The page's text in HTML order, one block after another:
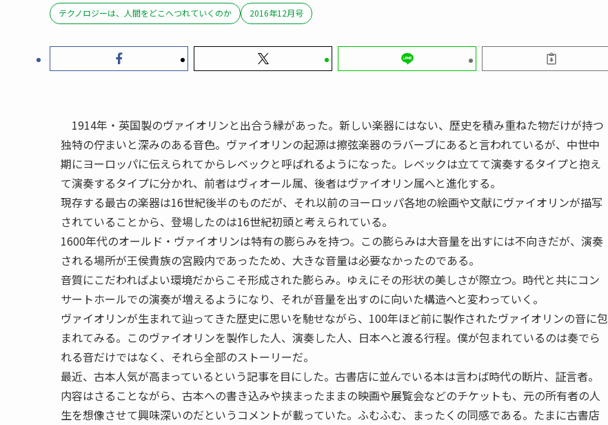
テクノロジーは、人間をどこへつれていくのか 2016年12月号
1914年・英国製のヴァイオリンと出合う縁があった。新しい楽器にはない、歴史を積み重ねた物だけが持つ
独特の佇まいと深みのある音色。ヴァイオリンの起源は擦弦楽器のラバーブにあると言われているが、中世中
期にヨーロッパに伝えられてからレベックと呼ばれるようになった。レベックは立てて演奏するタイプと抱え
て演奏するタイプに分かれ、前者はヴィオール属、後者はヴァイオリン属へと進化する。
現存する最古の楽器は16世紀後半のものだが、それ以前のヨーロッパ各地の絵画や文献にヴァイオリンが描写
されていることから、登場したのは16世紀初頭と考えられている。
1600年代のオールド・ヴァイオリンは特有の膨らみを持つ。この膨らみは大音量を出すには不向きだが、演奏
される場所が王侯貴族の宮殿内であったため、大きな音量は必要なかったのである。
音質にこだわればよい環境だからこそ形成された膨らみ。ゆえにその形状の美しさが際立つ。時代と共にコン
サートホールでの演奏が増えるようになり、それが音量を出すのに向いた構造へと変わっていく。
ヴァイオリンが生まれて辿ってきた歴史に思いを馳せながら、100年ほど前に製作されたヴァイオリンの音に包
まれてみる。このヴァイオリンを製作した人、演奏した人、日本へと渡る行程。僕が包まれているのは奏でら
れる音だけではなく、それら全部のストーリーだ。
最近、古本人気が高まっているという記事を目にした。古書店に並んでいる本は言わば時代の断片、証言者。
内容はさることながら、古本への書き込みや挟まったままの映画や展覧会などのチケットも、元の所有者の人
生を想像させて興味深いのだというコメントが載っていた。ふむふむ、まったくの同感である。たまに古書店